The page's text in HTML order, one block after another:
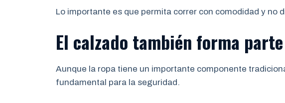
Lo importante es que permita correr con comodidad y no
El calzado también forma
Aunque la ropa tiene un importante componente
fundamental para la seguridad.